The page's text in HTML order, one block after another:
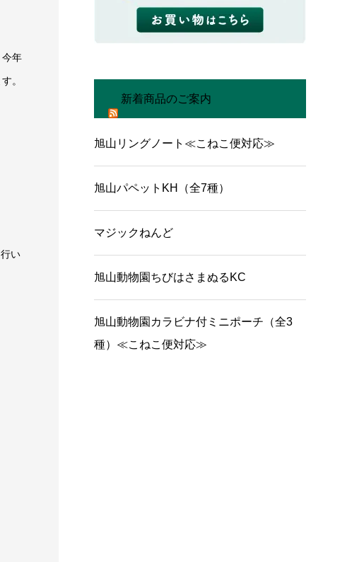
今年
。
い
新着商品のご案内
旭山リングノート≪こねこ便対応≫
旭山パペットKH（全7種）
マジックねんど
旭山動物園ちびはさまぬるKC
旭山動物園カラビナ付ミニポーチ（全3
種）≪こねこ便対応≫